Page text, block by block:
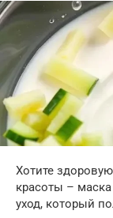
Хотите
красоты –
уход, который